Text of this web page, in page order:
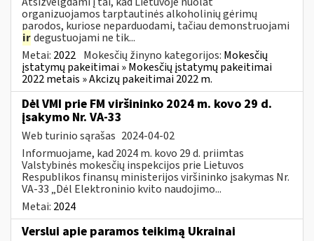
organizuojamos tarptautinės alkoholinių gėrimų
parodos, kuriose neparduodami, tačiau demonstruojami
irdegustuojami ne tik...
Metai: 2022 Mokesčių žinyno kategorijos: Mokesčių
įstatymų pakeitimai » Mokesčių įstatymų pakeitimai
2022 metais » Akcizų pakeitimai 2022 m.
Dėl VMI prie FM viršininko 2024 m. kovo 29 d.
įsakymo Nr. VA-33
Web turinio sąrašas 2024-04-02
Informuojame, kad 2024 m. kovo 29 d. priimtas
Valstybinės mokesčių inspekcijos prie Lietuvos
Respublikos finansų ministerijos viršininko įsakymas Nr.
VA-33 „Dėl Elektroninio kvito naudojimo...
Metai: 2024
Verslui apie paramos teikimą Ukrainai